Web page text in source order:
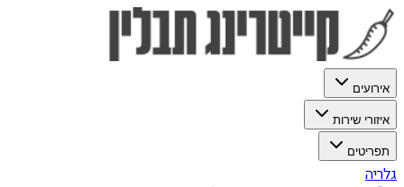
אירועים
איזורי שירות
תפריטים
גלריה